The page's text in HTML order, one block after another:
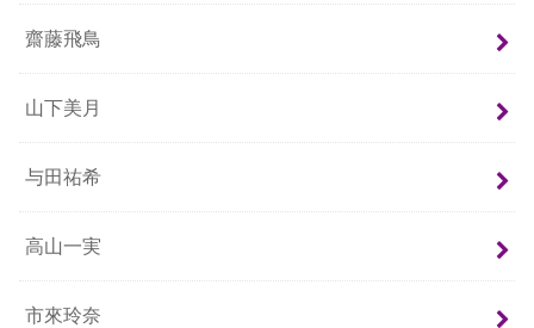
齋藤飛鳥
山下美月
与田祐希
高山一実
市來玲奈